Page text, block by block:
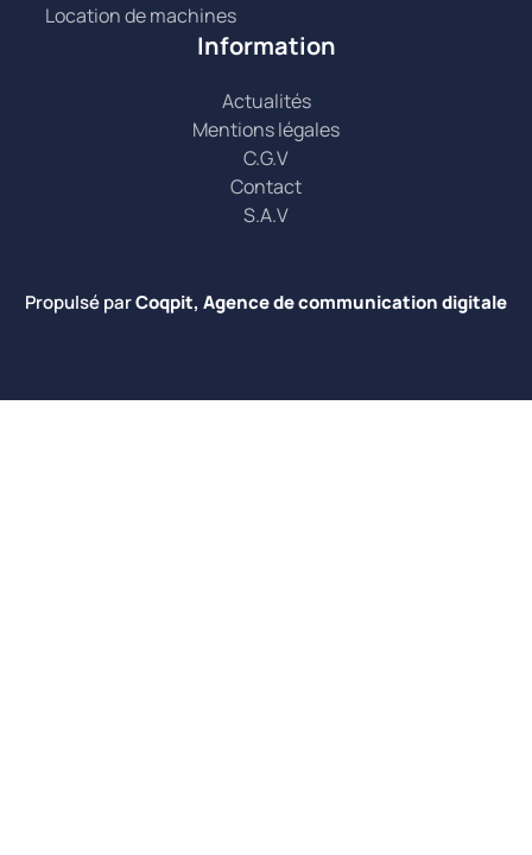
Location de machines
Information
Actualités
Mentions légales
C.G.V
Contact
S.A.V
Propulsé parCoqpit, Agence de communication digitale